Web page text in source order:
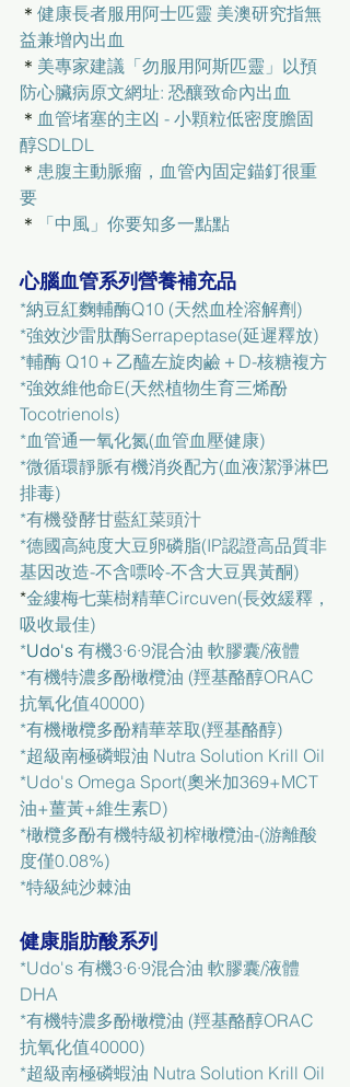
＊ 健康長者服用阿士匹靈 美澳研究指無
益兼增內出血
＊ 美專家建議「勿服用阿斯匹靈」以預
防心臟病原文網址: 恐釀致命內出血
＊ 血管堵塞的主凶 - 小顆粒低密度膽固
醇SDLDL
＊ 患腹主動脈瘤，血管內固定錨釘很重
要
＊
「中風」你要知多一點點
心腦血管系列營養補充品
*納豆紅麴輔酶Q10 (天然血栓溶解劑)
*強效沙雷肽酶Serrapeptase(延遲釋放)
*輔酶 Q10＋乙醯左旋肉鹼＋D-核糖複方
*強效維他命E(天然植物生育三烯酚
Tocotrienols)
*血管通一氧化氮(血管血壓健康)
*微循環靜脈有機消炎配方(血液潔淨淋巴
排毒)
*有機發酵甘藍紅菜頭汁
*德國高純度大豆卵磷脂(IP認證高品質非
基因改造-不含嘌呤-不含大豆異黃酮)
*金縷梅七葉樹精華Circuven(長效緩釋，
吸收最佳)
*Udo's 有機3·6·9混合油 軟膠囊/液體
*有機特濃多酚橄欖油 (羥基酪醇ORAC
抗氧化值40000)
*有機橄欖多酚精華萃取(羥基酪醇)
*超級南極磷蝦油 Nutra Solution Krill Oil
*Udo's Omega Sport(奧米加369+MCT
油+薑黃+維生素D)
*橄欖多酚有機特級初榨橄欖油-(游離酸
度僅0.08%)
*特級純沙棘油
健康脂肪酸系列
*Udo's 有機3·6·9混合油 軟膠囊/液體
DHA
*有機特濃多酚橄欖油 (羥基酪醇ORAC
抗氧化值40000)
*超級南極磷蝦油 Nutra Solution Krill Oil